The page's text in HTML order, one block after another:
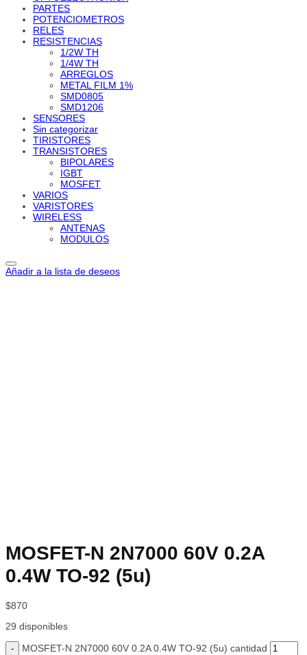
PARTES
POTENCIOMETROS
RELES
RESISTENCIAS
1/2W TH
1/4W TH
ARREGLOS
METAL FILM 1%
SMD0805
SMD1206
SENSORES
Sin categorizar
TIRISTORES
TRANSISTORES
BIPOLARES
IGBT
MOSFET
VARIOS
VARISTORES
WIRELESS
ANTENAS
MODULOS
Añadir a la lista de deseos
MOSFET-N 2N7000 60V 0.2A
0.4W TO-92 (5u)
$870
29 disponibles
MOSFET-N 2N7000 60V 0.2A 0.4W TO-92 (5u) cantidad